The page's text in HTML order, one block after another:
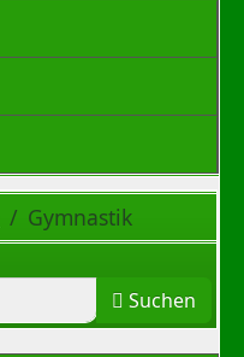
Gymnastik
Suchen